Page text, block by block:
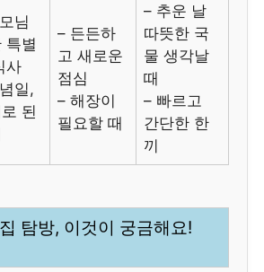
님
특별
사
일,
된
– 든든하
고 새로운
점심
– 해장이
필요할 때
– 추운 날
따뜻한 국
물 생각날
때
– 빠르고
간단한 한
끼
탐방, 이것이 궁금해요!